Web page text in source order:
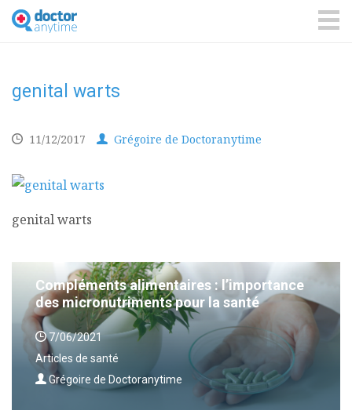
DoctorAnyTime
You
are
genital warts
11/12/2017 Grégoire de Doctoranytime
genital warts
Compléments alimentaires : l’importance
des micronutriments pour la santé
7/06/2021
Articles de santé
Grégoire de Doctoranytime